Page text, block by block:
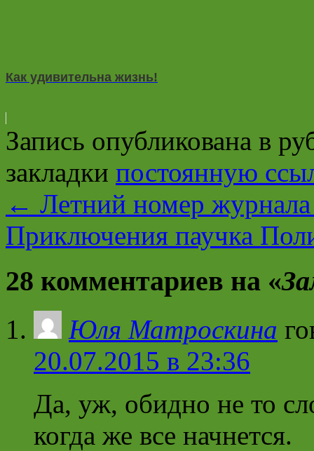
Как удивительна жизнь!
Запись опубликована в
закладки постоянную
← Летний номер
Приключения паучка
28 комментариев на «
Юля Матроскина
20.07.2015 в 23:36
Да, уж, обидно не то
когда же все начнется.